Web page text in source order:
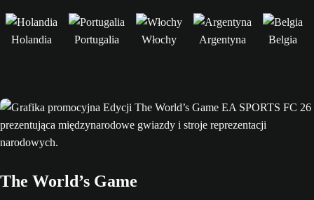
Holandia Portugalia Włochy Argentyna Belgia
The World’s Game